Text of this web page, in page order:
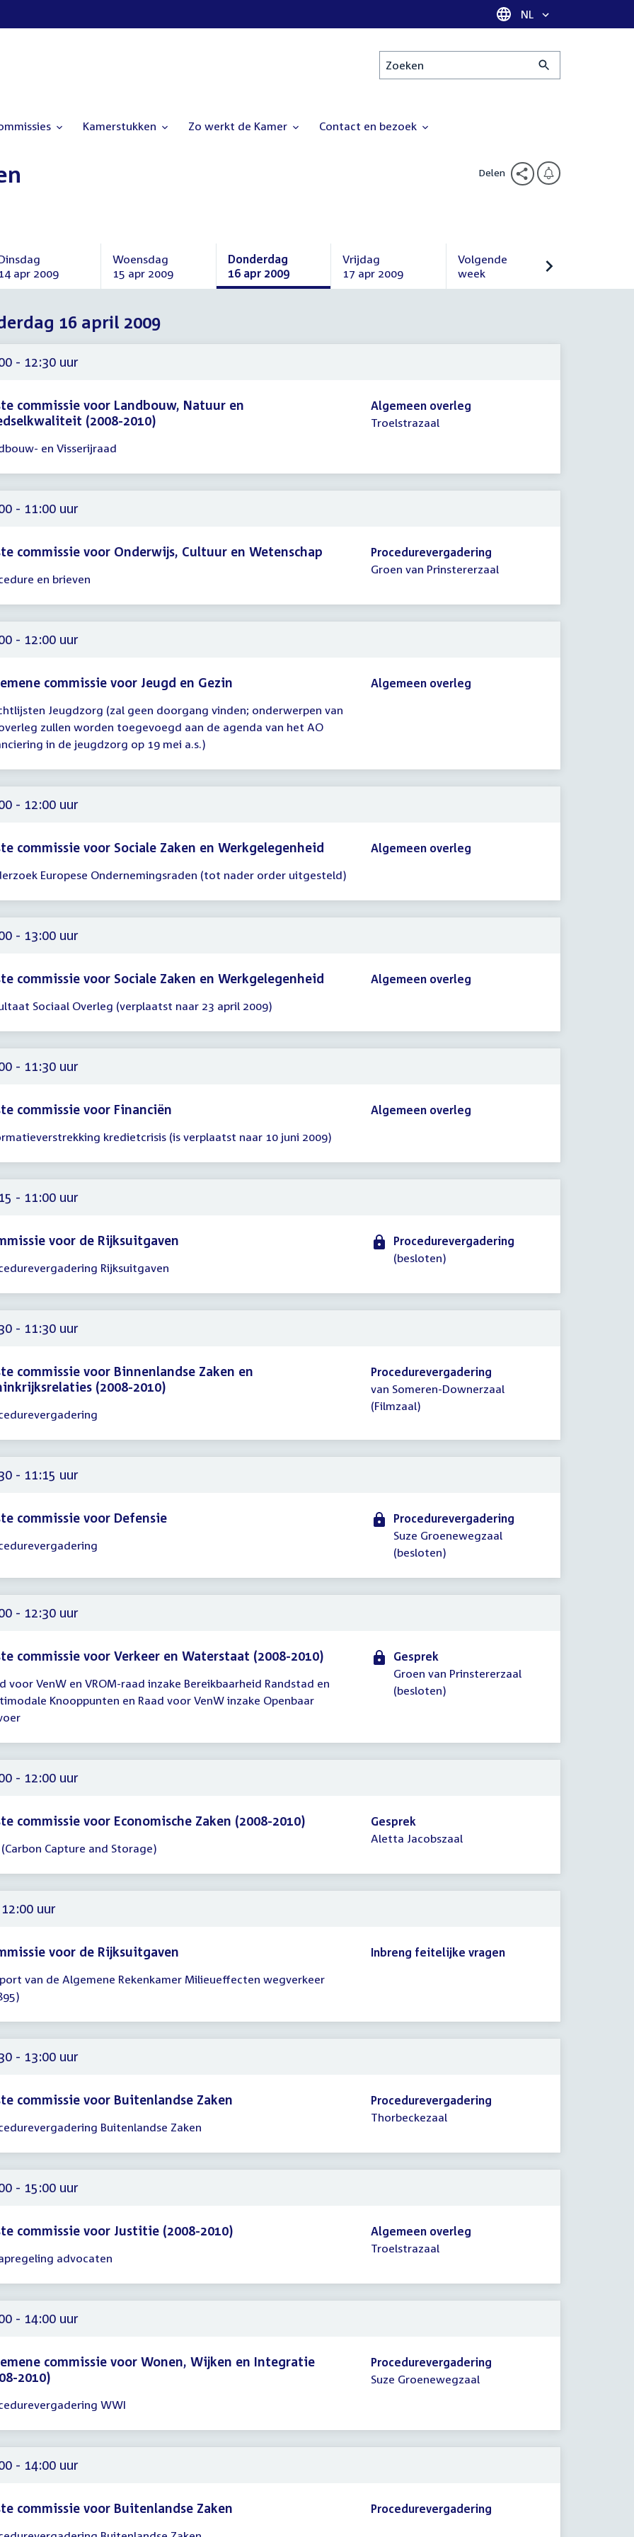
Taal selectie
NL
Zoeken
Kamerstukken Zo werkt de Kamer Contact en bezoek
Delen
14 apr 2009
april
Woensdag
15 apr 2009
Woensdag
april
2009
Donderdag
16 apr 2009
Donderdag
Vrijdag
17 apr 2009
Vrijdag
Volgende
week
Volgende
16 april 2009
- 12:30 uur
commissie voor Landbouw, Natuur en
(2008-2010)
en Visserijraad
Algemeen overleg
Troelstrazaal
- 11:00 uur
commissie voor Onderwijs, Cultuur en Wetenschap
en brieven
Procedurevergadering
Groen van Prinstererzaal
- 12:00 uur
commissie voor Jeugd en Gezin
Jeugdzorg (zal geen doorgang vinden; onderwerpen van
zullen worden toegevoegd aan de agenda van het AO
in de jeugdzorg op 19 mei a.s.)
Algemeen overleg
- 12:00 uur
commissie voor Sociale Zaken en Werkgelegenheid
Europese Ondernemingsraden (tot nader order uitgesteld)
Algemeen overleg
- 13:00 uur
commissie voor Sociale Zaken en Werkgelegenheid
Sociaal Overleg (verplaatst naar 23 april 2009)
Algemeen overleg
- 11:30 uur
commissie voor Financiën
kredietcrisis (is verplaatst naar 10 juni 2009)
Algemeen overleg
- 11:00 uur
voor de Rijksuitgaven
Rijksuitgaven
Procedurevergadering
(besloten)
- 11:30 uur
commissie voor Binnenlandse Zaken en
(2008-2010)
Procedurevergadering
van Someren-Downerzaal
(Filmzaal)
- 11:15 uur
commissie voor Defensie
Procedurevergadering
Suze Groenewegzaal
(besloten)
- 12:30 uur
commissie voor Verkeer en Waterstaat (2008-2010)
voor VenW en VROM-raad inzake Bereikbaarheid Randstad en
Knooppunten en Raad voor VenW inzake Openbaar
Gesprek
Groen van Prinstererzaal
(besloten)
- 12:00 uur
commissie voor Economische Zaken (2008-2010)
(Carbon Capture and Storage)
Gesprek
Aletta Jacobszaal
uur
voor de Rijksuitgaven
van de Algemene Rekenkamer Milieueffecten wegverkeer
Inbreng feitelijke vragen
- 13:00 uur
commissie voor Buitenlandse Zaken
Buitenlandse Zaken
Procedurevergadering
Thorbeckezaal
- 15:00 uur
commissie voor Justitie (2008-2010)
advocaten
Algemeen overleg
Troelstrazaal
- 14:00 uur
commissie voor Wonen, Wijken en Integratie
2010)
WWI
Procedurevergadering
Suze Groenewegzaal
- 14:00 uur
commissie voor Buitenlandse Zaken Procedurevergadering